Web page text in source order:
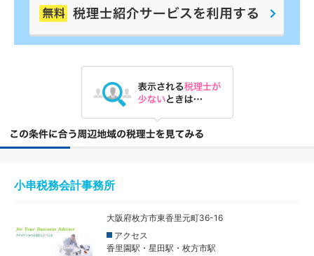
小串税務会計事務所
大阪府枚方市東香里元町36-16
アクセス
香里園駅・星田駅・枚方市駅